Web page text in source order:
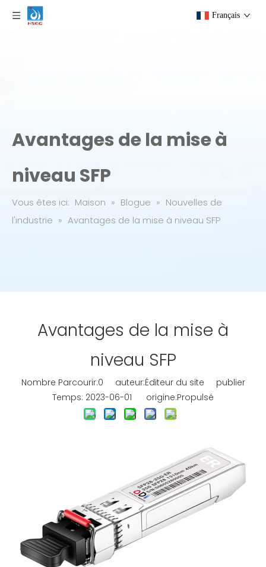
Français
Avantages de la mise à
niveau SFP
Vous êtes ici: Maison » Blogue » Nouvelles de
l'industrie » Avantages de la mise à niveau SFP
Avantages de la mise à
niveau SFP
Nombre Parcourir:0 auteur:Éditeur du site publier
Temps: 2023-06-01 origine:Propulsé